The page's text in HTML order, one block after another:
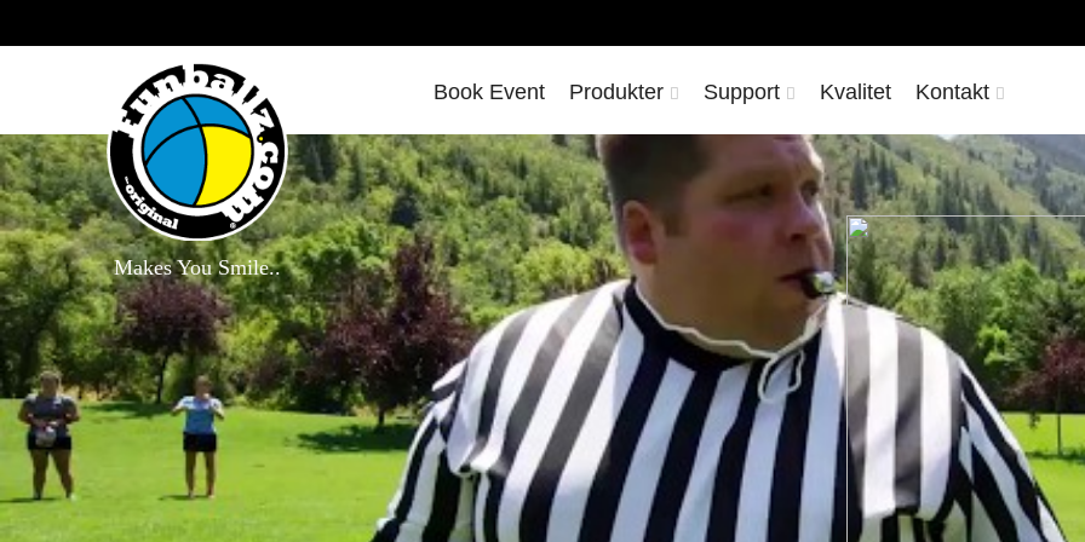
Book Event Produkter Support Kvalitet Kontakt